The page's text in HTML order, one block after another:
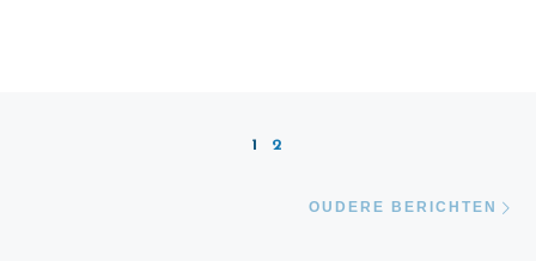
1 2
OUDERE BERICHTEN